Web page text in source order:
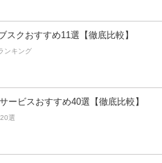
スクおすすめ11選【徹底比較】
ンキング
ービスおすすめ40選【徹底比較】
選